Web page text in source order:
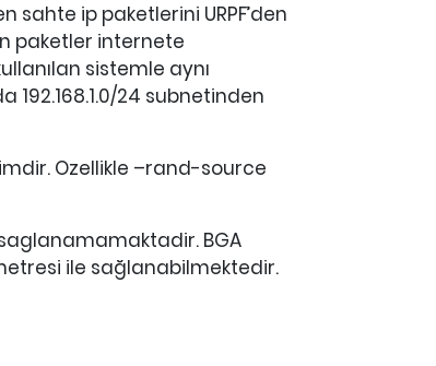
sahte ip paketlerini URPF’den
paketler internete
sistemle aynı
192.168.1.0/24 subnetinden
Ozellikle –rand-source
BGA
ile sağlanabilmektedir.